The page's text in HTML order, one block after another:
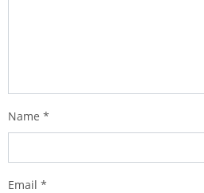
Name *
Email *